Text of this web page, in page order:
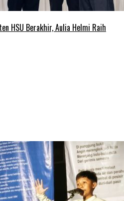
HSU Berakhir, Aulia Helmi Raih